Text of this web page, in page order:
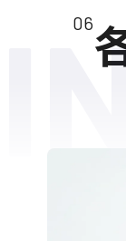
06